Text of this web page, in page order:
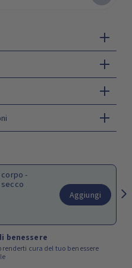
-
Aggiungi
benessere
cura del tuo benessere